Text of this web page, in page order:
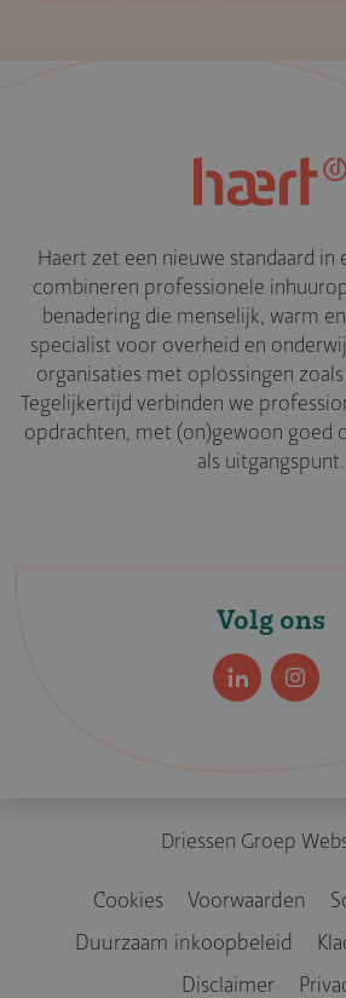
Haert zet een nieuwe standaard in
combineren professionele
benadering die menselijk, warm
specialist voor overheid en
organisaties met oplossingen
Tegelijkertijd verbinden we
opdrachten, met (on)gewoon goed
als uitgangspunt.
Volg ons
Driessen Groep
Cookies Voorwaarden
Duurzaam inkoopbe­leid
Disclaimer